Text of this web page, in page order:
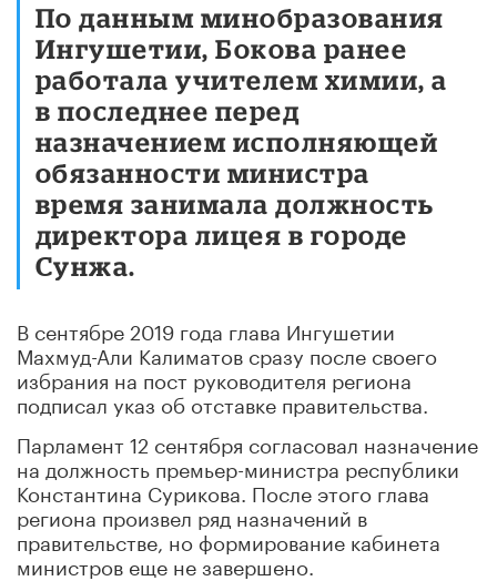
По данным минобразования
Ингушетии, Бокова ранее
работала учителем химии, а
в последнее перед
назначением исполняющей
обязанности министра
время занимала должность
директора лицея в городе
Сунжа.
В сентябре 2019 года глава Ингушетии
Махмуд-Али Калиматов сразу после своего
избрания на пост руководителя региона
подписал указ об отставке правительства.
Парламент 12 сентября согласовал назначение
на должность премьер-министра республики
Константина Сурикова. После этого глава
региона произвел ряд назначений в
правительстве, но формирование кабинета
министров еще не завершено.